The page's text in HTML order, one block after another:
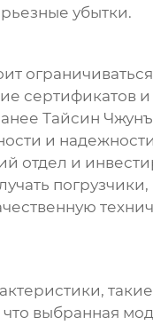
убытки.
сертификатов и
Тайсин
и
отдел и
выбранная